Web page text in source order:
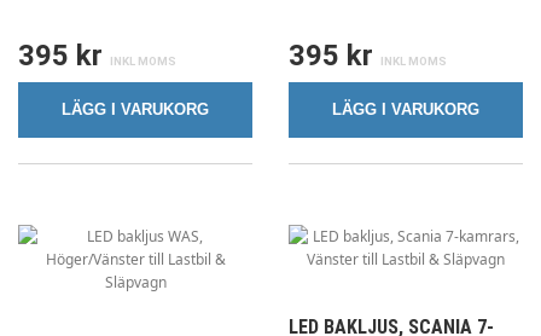
395 kr
LÄGG I VARUKORG
395 kr
LÄGG I VARUKORG
LED BAKLJUS, SCANIA 7-